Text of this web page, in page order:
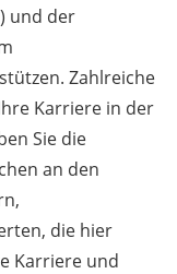
und der
Zahlreiche
Karriere in der
Sie die
an den
die hier
Karriere und